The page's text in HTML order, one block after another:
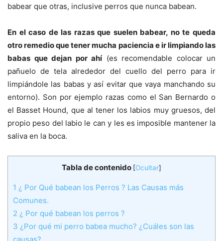
babear que otras, inclusive perros que nunca babean.
En el caso de las razas que suelen babear, no te queda
otro remedio que tener mucha paciencia e ir limpiando las
babas que dejan por ahí(es recomendable colocar un
pañuelo de tela alrededor del cuello del perro para ir
limpiándole las babas y así evitar que vaya manchando su
entorno). Son por ejemplo razas como el San Bernardo o
el Basset Hound, que al tener los labios muy gruesos, del
propio peso del labio le can y les es imposible mantener la
saliva en la boca.
Tabla de contenido [Ocultar]
1 ¿ Por Qué babean los Perros ? Las Causas más
Comunes.
2 ¿ Por qué babean los perros ?
3 ¿Por qué mi perro babea mucho? ¿Cuáles son las